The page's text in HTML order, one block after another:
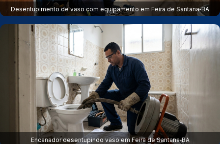
Desentupimento de vaso com equipamento em Feira de Santana‑BA
Encanador desentupindo vaso em Feira de Santana‑BA